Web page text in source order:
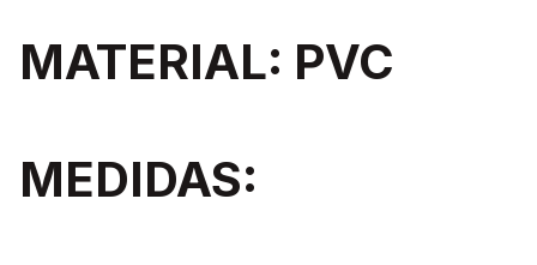
MATERIAL: PVC
MEDIDAS: